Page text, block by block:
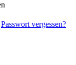
Passwort vergessen?